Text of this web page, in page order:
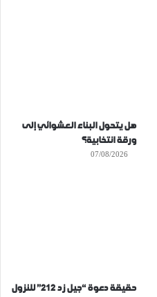
هل يتحول البناء العشوائي إلى
ورقة انتخابية؟
07/08/2026
حقيقة دعوة “جيل زد 212” للنزول